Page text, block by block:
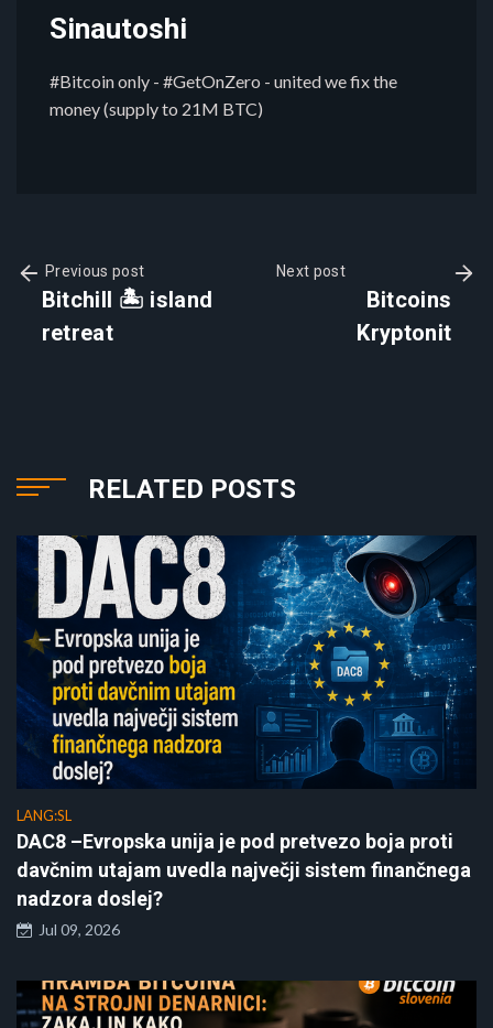
Sinautoshi
#Bitcoin only - #GetOnZero - united we fix the
money (supply to 21M BTC)
Previous post
Bitchill 🏝️ island
retreat
Next post
Bitcoins
Kryptonit
RELATED POSTS
LANG:SL
DAC8 –Evropska unija je pod pretvezo boja proti
davčnim utajam uvedla največji sistem finančnega
nadzora doslej?
Jul 09, 2026